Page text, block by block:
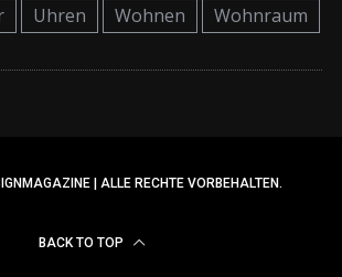
Uhren Wohnen Wohnraum
| ALLE RECHTE VORBEHALTEN.
BACK TO TOP